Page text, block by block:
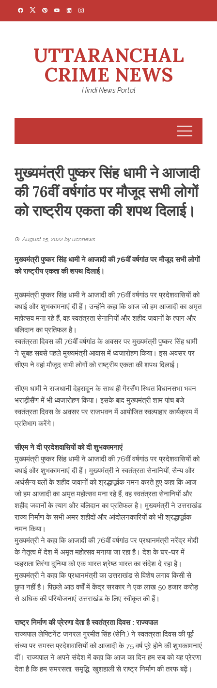
UTTARANCHAL
CRIME NEWS
Hindi News Portal
मुख्यमंत्री पुष्कर सिंह धामी ने आजादी
की 76वीं वर्षगांठ पर मौजूद सभी लोगों
को राष्ट्रीय एकता की शपथ दिलाई।
August 15, 2022 by ucnnews
मुख्यमंत्री पुष्कर सिंह धामी ने आजादी की 76वीं वर्षगांठ पर मौजूद सभी लोगों
को राष्ट्रीय एकता की शपथ दिलाई।
मुख्यमंत्री पुष्कर सिंह धामी ने आजादी की 76वीं वर्षगांठ पर प्रदेशवासियों को
बधाई और शुभकामनाएं दी हैं। उन्होंने कहा कि आज जो हम आजादी का अमृत
महोत्सव मना रहे हैं, वह स्वतंत्रता सेनानियों और शहीद जवानों के त्याग और
बलिदान का प्रतिफल है।
स्वतंत्रता दिवस की 76वीं वर्षगांठ के अवसर पर मुख्यमंत्री पुष्कर सिंह धामी
ने सुबह सबसे पहले मुख्यमंत्री आवास में ध्वजारोहण किया। इस अवसर पर
सीएम ने वहां मौजूद सभी लोगों को राष्ट्रीय एकता की शपथ दिलाई।
सीएम धामी ने राजधानी देहरादून के साथ ही गैरसैंण स्थित विधानसभा भवन
भराड़ीसैंण में भी ध्वजारोहण किया। इसके बाद मुख्यमंत्री शाम पांच बजे
स्वतंत्रता दिवस के अवसर पर राजभवन में आयोजित स्वल्पाहार कार्यक्रम में
प्रतिभाग करेंगे।
सीएम ने दी प्रदेशवासियों को दी शुभकामनाएं
मुख्यमंत्री पुष्कर सिंह धामी ने आजादी की 76वीं वर्षगांठ पर प्रदेशवासियों को
बधाई और शुभकामनाएं दी हैं। मुख्यमंत्री ने स्वतंत्रता सेनानियों, सैन्य और
अर्धसैन्य बलों के शहीद जवानों को श्रद्धापूर्वक नमन करते हुए कहा कि आज
जो हम आजादी का अमृत महोत्सव मना रहे हैं, वह स्वतंत्रता सेनानियों और
शहीद जवानों के त्याग और बलिदान का प्रतिफल है। मुख्यमंत्री ने उत्तराखंड
राज्य निर्माण के सभी अमर शहीदों और आंदोलनकारियों को भी श्रद्धापूर्वक
नमन किया।
मुख्यमंत्री ने कहा कि आजादी की 76वीं वर्षगांठ पर प्रधानमंत्री नरेंद्र मोदी
के नेतृत्व में देश में अमृत महोत्सव मनाया जा रहा है। देश के घर-घर में
फहराता तिरंगा दुनिया को एक भारत श्रेष्ठ भारत का संदेश दे रहा है।
मुख्यमंत्री ने कहा कि प्रधानमंत्री का उत्तराखंड से विशेष लगाव किसी से
छुपा नहीं है। पिछले आठ वर्षों में केंद्र सरकार ने एक लाख 50 हजार करोड़
से अधिक की परियोजनाएं उत्तराखंड के लिए स्वीकृत की हैं।
राष्ट्र निर्माण की प्रेरणा देता है स्वतंत्रता दिवस : राज्यपाल
राज्यपाल लेफ्टिनेंट जनरल गुरमीत सिंह (सेनि.) ने स्वतंत्रता दिवस की पूर्व
संध्या पर समस्त प्रदेशवासियों को आजादी के 75 वर्ष पूरे होने की शुभकामनाएं
दीं। राज्यपाल ने अपने संदेश में कहा कि आज का दिन हम सब को यह प्रेरणा
देता है कि हम समरसता, समृद्धि, खुशहाली से राष्ट्र निर्माण की तरफ बढ़ें।